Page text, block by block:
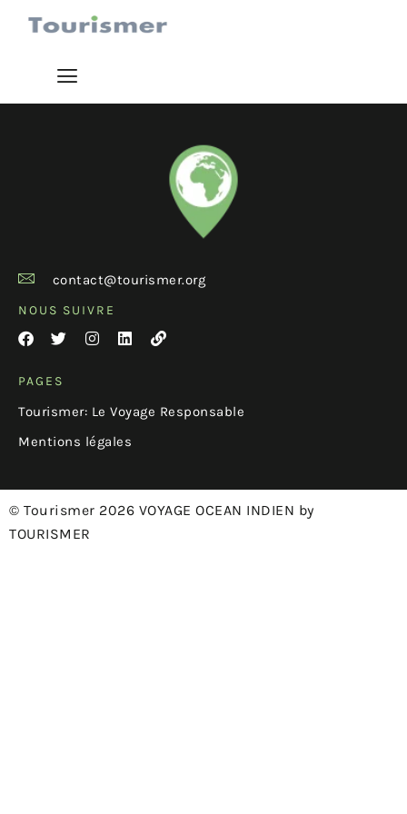
contact@tourismer.org
NOUS SUIVRE
PAGES
Tourismer: Le Voyage Responsable
Mentions légales
© Tourismer 2026 VOYAGE OCEAN INDIEN by
TOURISMER